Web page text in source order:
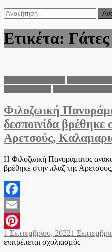
Αναζήτηση
για:
Ετικέτα: Γάτες
Φιλοζωική
δεσποινίδα βρέθηκε
Αρετσούς,
Η Φιλοζωική Πανοράματος
βρέθηκε στην πλαζ της
Facebook
Email
Pinterest
Posted
on
1 Σεπτεμβρίου, 20221
επιτρέπεται σχολιασμόςστο